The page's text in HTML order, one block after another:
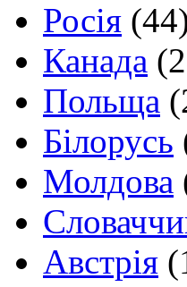
Росія
Канада
Польща
Білорусь
Молдова
Австрія